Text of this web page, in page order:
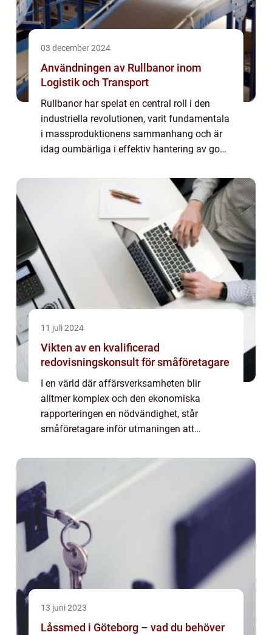
03 december 2024
Användningen av Rullbanor inom
Logistik och Transport
Rullbanor har spelat en central roll i den
industriella revolutionen, varit fundamentala
i massproduktionens sammanhang och är
idag oumbärliga i effektiv hantering av gods
Genom deras förmå...
11 juli 2024
Vikten av en kvalificerad
redovisningskonsult för småföretagare
I en värld där affärsverksamheten blir
alltmer komplex och den ekonomiska
rapporteringen en nödvändighet, står
småföretagare inför utmaningen att
som de fokuserar p...
13 juni 2023
Låssmed i Göteborg – vad du behöver